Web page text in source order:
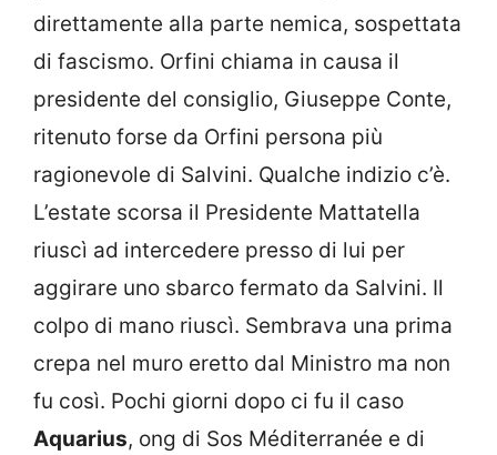
direttamente alla parte nemica, sospettata
di fascismo. Orfini chiama in causa il
presidente del consiglio, Giuseppe Conte,
ritenuto forse da Orfini persona più
ragionevole di Salvini. Qualche indizio c’è.
L’estate scorsa il Presidente Mattatella
riuscì ad intercedere presso di lui per
aggirare uno sbarco fermato da Salvini. Il
colpo di mano riuscì. Sembrava una prima
crepa nel muro eretto dal Ministro ma non
fu così. Pochi giorni dopo ci fu il caso
Aquarius, ong di Sos Méditerranée e di